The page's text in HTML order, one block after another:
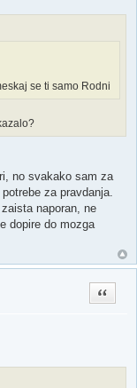
se ti samo Rodni
no svakako sam za
za pravdanja.
naporan, ne
dopire do mozga
Quote